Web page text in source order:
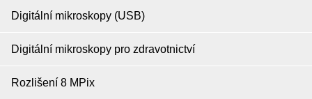
Digitální mikroskopy (USB)
Digitální mikroskopy pro zdravotnictví
Rozlišení 8 MPix